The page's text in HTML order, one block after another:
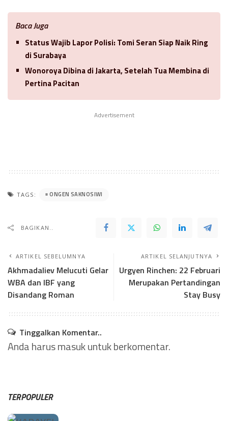
Baca Juga
Status Wajib Lapor Polisi: Tomi Seran Siap Naik Ring
di Surabaya
Wonoroya Dibina di Jakarta, Setelah Tua Membina di
Pertina Pacitan
Advertisement
TAGS: ONGEN SAKNOSIWI
BAGIKAN..
ARTIKEL SEBELUMNYA
Akhmadaliev Melucuti Gelar
WBA dan IBF yang
Disandang Roman
ARTIKEL SELANJUTNYA
Urgyen Rinchen: 22 Februari
Merupakan Pertandingan
Stay Busy
Tinggalkan Komentar..
Anda harusmasukuntuk berkomentar.
TERPOPULER